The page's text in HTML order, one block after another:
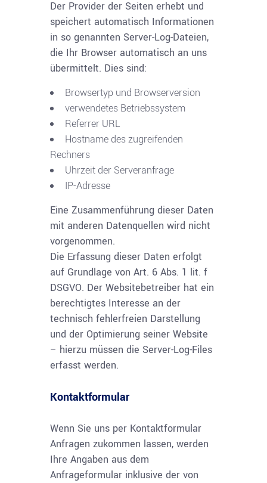
Der Provider der Seiten erhebt und
speichert automatisch Informationen
in so genannten Server-Log-Dateien,
die Ihr Browser automatisch an uns
übermittelt. Dies sind:
Browsertyp und Browserversion
verwendetes Betriebssystem
Referrer URL
Hostname des zugreifenden
Rechners
Uhrzeit der Serveranfrage
IP-Adresse
Eine Zusammenführung dieser Daten
mit anderen Datenquellen wird nicht
vorgenommen.
Die Erfassung dieser Daten erfolgt
auf Grundlage von Art. 6 Abs. 1 lit. f
DSGVO. Der Websitebetreiber hat ein
berechtigtes Interesse an der
technisch fehlerfreien Darstellung
und der Optimierung seiner Website
– hierzu müssen die Server-Log-Files
erfasst werden.
Kontaktformular
Wenn Sie uns per Kontaktformular
Anfragen zukommen lassen, werden
Ihre Angaben aus dem
Anfrageformular inklusive der von